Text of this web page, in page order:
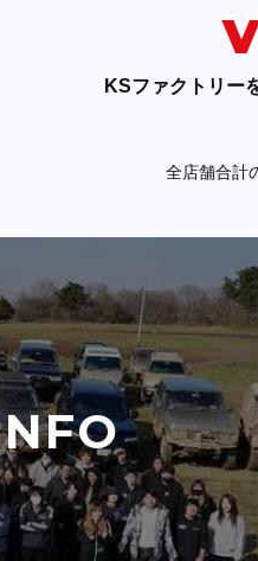
KSファクトリー
全店舗合計